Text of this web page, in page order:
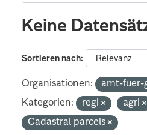
Keine
Sortieren nach
Organisationen:
amt-fuer-
Kategorien:
regi agri
Cadastral parcels